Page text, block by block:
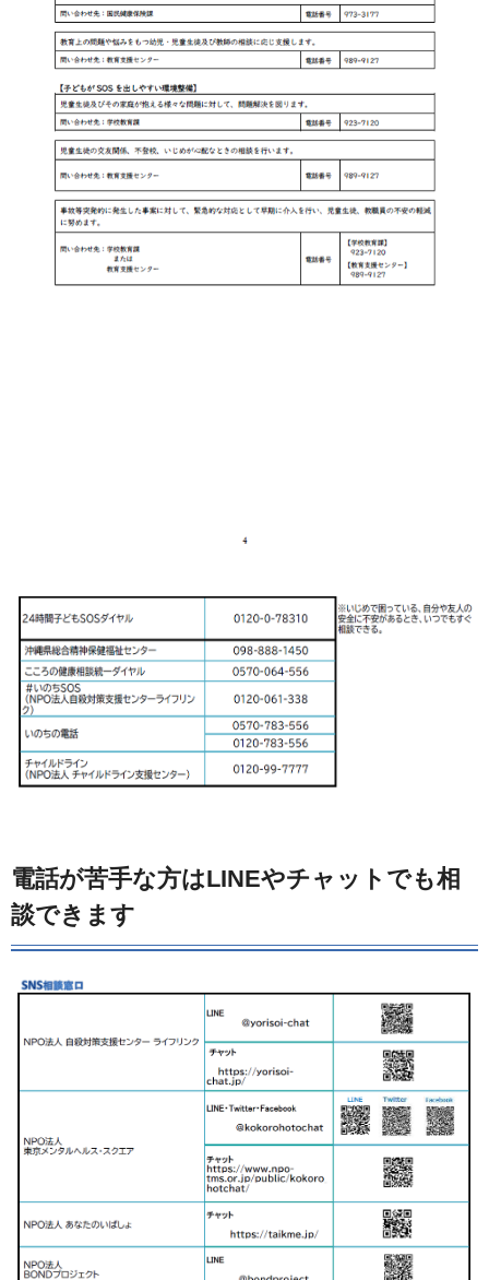
電話が苦手な方はLINEやチャットでも相
談できます